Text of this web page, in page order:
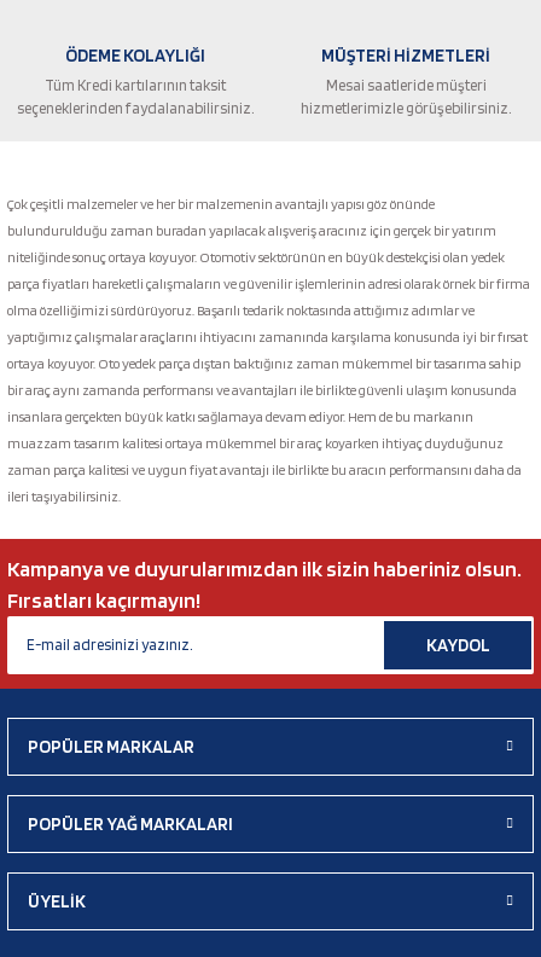
Gönder
ÖDEME KOLAYLIĞI
Tüm Kredi kartılarının taksit
seçeneklerinden faydalanabilirsiniz.
MÜŞTERİ HİZMETLERİ
Mesai saatleride müşteri
hizmetlerimizle görüşebilirsiniz.
Çok çeşitli malzemeler ve her bir malzemenin avantajlı yapısı göz önünde
bulundurulduğu zaman buradan yapılacak alışveriş aracınız için gerçek bir yatırım
niteliğinde sonuç ortaya koyuyor. Otomotiv sektörünün en büyük destekçisi olan yedek
parça fiyatları hareketli çalışmaların ve güvenilir işlemlerinin adresi olarak örnek bir firma
olma özelliğimizi sürdürüyoruz. Başarılı tedarik noktasında attığımız adımlar ve
yaptığımız çalışmalar araçlarını ihtiyacını zamanında karşılama konusunda iyi bir fırsat
ortaya koyuyor. Oto yedek parça dıştan baktığınız zaman mükemmel bir tasarıma sahip
bir araç aynı zamanda performansı ve avantajları ile birlikte güvenli ulaşım konusunda
insanlara gerçekten büyük katkı sağlamaya devam ediyor. Hem de bu markanın
muazzam tasarım kalitesi ortaya mükemmel bir araç koyarken ihtiyaç duyduğunuz
zaman parça kalitesi ve uygun fiyat avantajı ile birlikte bu aracın performansını daha da
ileri taşıyabilirsiniz.
Kampanya ve duyurularımızdan ilk sizin haberiniz olsun.
Fırsatları kaçırmayın!
KAYDOL
POPÜLER MARKALAR
POPÜLER YAĞ MARKALARI
ÜYELİK